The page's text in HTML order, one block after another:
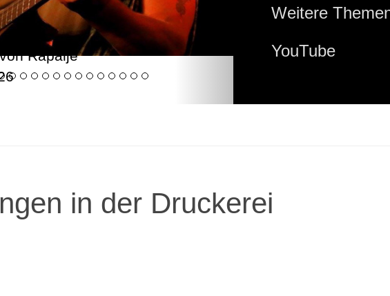
Rapalje
Weitere
YouTube
in der Druckerei